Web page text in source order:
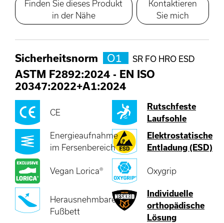
Finden Sie dieses Produkt
in der Nähe
Kontaktieren
Sie mich
Sicherheitsnorm O1 SR FO HRO ESD
ASTM F2892:2024 - EN ISO
20347:2022+A1:2024
CE
Rutschfeste
Laufsohle
Energieaufnahme
im Fersenbereich
Elektrostatische
Entladung (ESD)
Vegan Lorica® Oxygrip
Herausnehmbares
Fußbett
Individuelle
orthopädische
Lösung